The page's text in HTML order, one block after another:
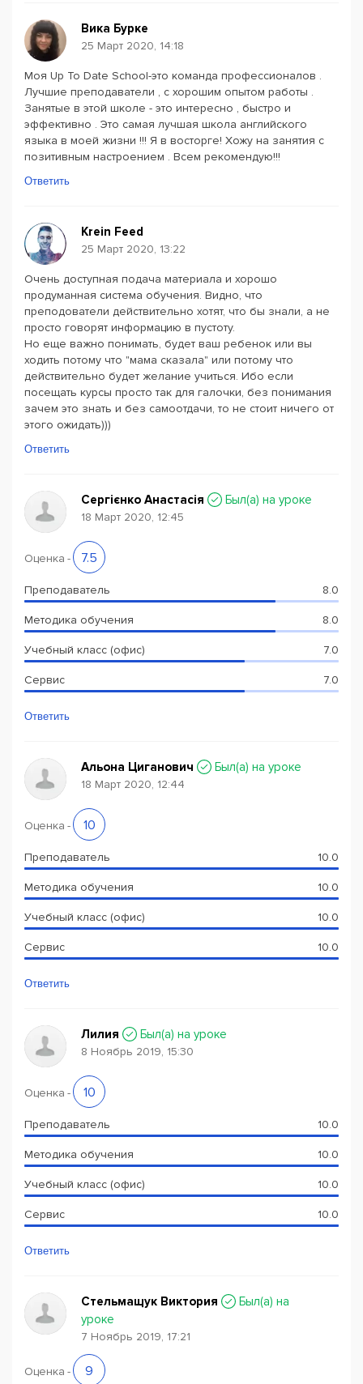
Вика Бурке
25 Март 2020, 14:18
Моя Up To Date School-это команда профессионалов .
Лучшие преподаватели , с хорошим опытом работы .
Занятые в этой школе - это интересно , быстро и
эффективно . Это самая лучшая школа английского
языка в моей жизни !!! Я в восторге! Хожу на занятия с
позитивным настроением . Всем рекомендую!!!
Ответить
Krein Feed
25 Март 2020, 13:22
Очень доступная подача материала и хорошо
продуманная система обучения. Видно, что
преподователи действительно хотят, что бы знали, а не
просто говорят информацию в пустоту.
Но еще важно понимать, будет ваш ребенок или вы
ходить потому что "мама сказала" или потому что
действительно будет желание учиться. Ибо если
посещать курсы просто так для галочки, без понимания
зачем это знать и без самоотдачи, то не стоит ничего от
этого ожидать)))
Ответить
Сергієнко Анастасія Был(a) на уроке
18 Март 2020, 12:45
Оценка - 7.5
Преподаватель 8.0
Методика обучения 8.0
Учебный класс (офис) 7.0
Сервис 7.0
Ответить
Альона Циганович Был(a) на уроке
18 Март 2020, 12:44
Оценка - 10
Преподаватель 10.0
Методика обучения 10.0
Учебный класс (офис) 10.0
Сервис 10.0
Ответить
Лилия Был(a) на уроке
8 Ноябрь 2019, 15:30
Оценка - 10
Преподаватель 10.0
Методика обучения 10.0
Учебный класс (офис) 10.0
Сервис 10.0
Ответить
Стельмащук Виктория
Был(a) на
уроке
7 Ноябрь 2019, 17:21
Оценка - 9